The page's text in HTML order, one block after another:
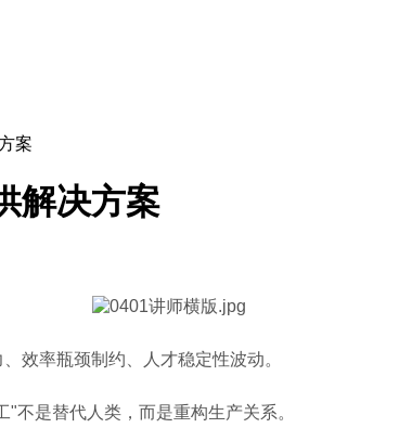
案
解决方案
效率瓶颈制约、人才稳定性波动。
不是替代人类，而是重构生产关系。